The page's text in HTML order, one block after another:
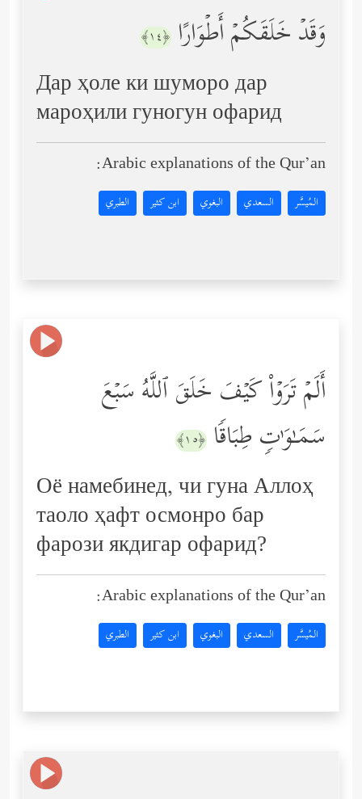
وَقَدۡ خَلَقَكُمۡ أَطۡوَارًا ﴿١٤﴾
Дар ҳоле ки шуморо дар
мароҳили гуногун офарид
Arabic explanations of the Qur’an:
المُيسَّر السعدي البغوي ابن كثير الطبري
أَلَمۡ تَرَوۡاْ كَیۡفَ خَلَقَ ٱللَّهُ سَبۡعَ
سَمَـٰوَ ٰ⁠تࣲ طِبَاقࣰا ﴿١٥﴾
Оё намебинед, чи гуна Аллоҳ
таоло ҳафт осмонро бар
фарози якдигар офарид?
Arabic explanations of the Qur’an:
المُيسَّر السعدي البغوي ابن كثير الطبري